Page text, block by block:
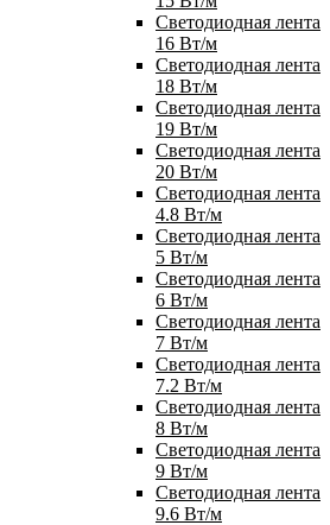
Светодиодная лента
16 Вт/м
Светодиодная лента
18 Вт/м
Светодиодная лента
19 Вт/м
Светодиодная лента
20 Вт/м
Светодиодная лента
4.8 Вт/м
Светодиодная лента
5 Вт/м
Светодиодная лента
6 Вт/м
Светодиодная лента
7 Вт/м
Светодиодная лента
7.2 Вт/м
Светодиодная лента
8 Вт/м
Светодиодная лента
9 Вт/м
Светодиодная лента
9.6 Вт/м